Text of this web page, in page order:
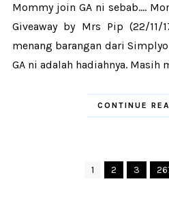
Mommy join GA ni sebab....
Giveaway by Mrs Pip (22/11/
menang barangan dari
GA ni adalah hadiahnya. Masih
CONTINUE
1 2 3